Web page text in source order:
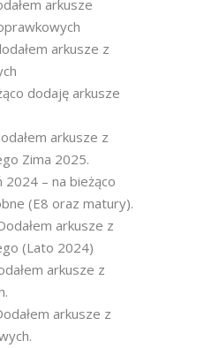
arkusze
arkusze z
dodaję arkusze
arkusze z
Zima 2025.
– na bieżąco
(E8 oraz matury).
arkusze z
(Lato 2024)
arkusze z
arkusze z